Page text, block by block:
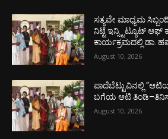
ಸತ್ಯವೇ ಮಾಧ್ಯಮ
ನಿಟ್ಟೆ ಇನ್ಸ್ಟಿಟ್ಯೂಟ್ ಆಫ್
ಕಾರ್ಯಕ್ರಮದಲ್ಲಿ ಡಾ.
August 10, 2026
ಪಾದೆಬೆಟ್ಟುವಿನಲ್ಲಿ
ಬಗೆಯ ಆಟಿ
August 10, 2026